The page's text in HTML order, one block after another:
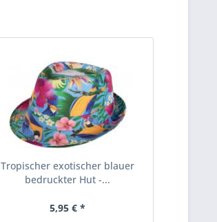
Tropischer exotischer blauer
bedruckter Hut -...
5,95 € *